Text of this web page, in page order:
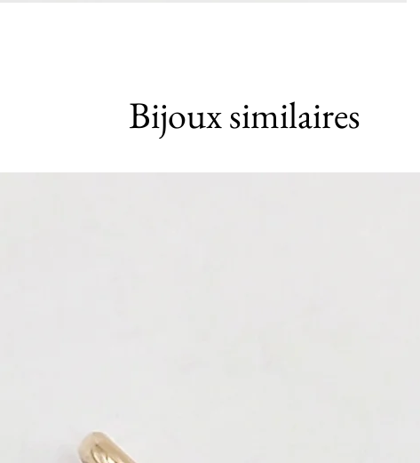
Bijoux similaires